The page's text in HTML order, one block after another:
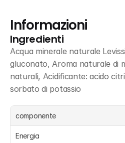
Informazioni
Ingredienti
Acqua minerale naturale
gluconato, Aroma naturale di
naturali, Acidificante: acido
sorbato di potassio
componente
Energia